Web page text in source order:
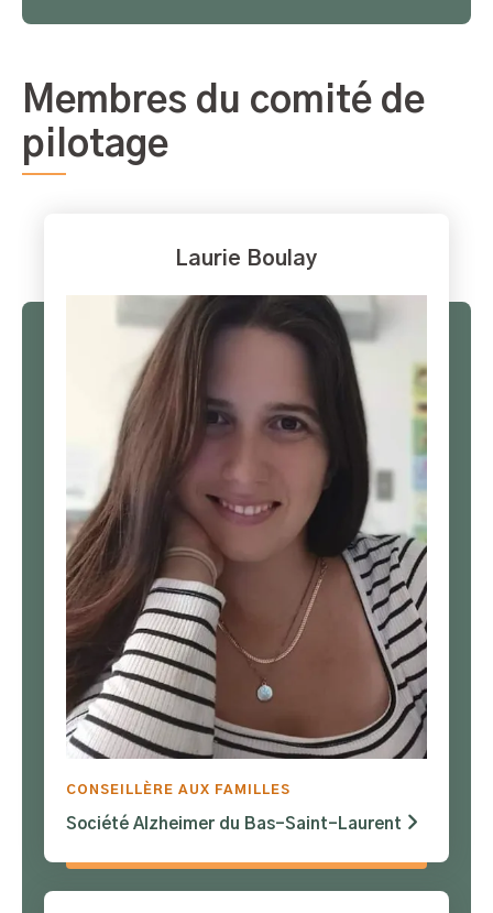
Membres du comité de
pilotage
Laurie Boulay
CONSEILLÈRE AUX FAMILLES
Société Alzheimer du Bas-Saint-Laurent